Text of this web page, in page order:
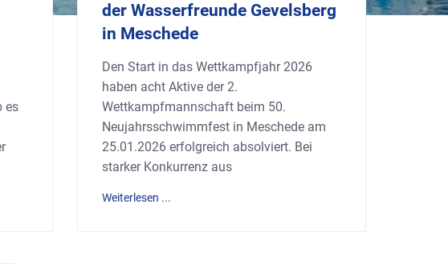
es
der Wasserfreunde Gevelsberg
in Meschede
Den Start in das Wettkampfjahr 2026
haben acht Aktive der 2.
Wettkampfmannschaft beim 50.
Neujahrsschwimmfest in Meschede am
25.01.2026 erfolgreich absolviert. Bei
starker Konkurrenz aus
Weiterlesen ...